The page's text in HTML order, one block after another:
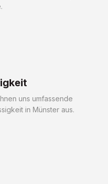
uns umfassende
in Münster aus.